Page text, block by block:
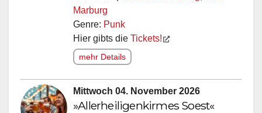
Marburg
Genre: Punk
Hier gibts die Tickets!
mehr Details
Mittwoch 04. November 2026
»Allerheiligenkirmes Soest«